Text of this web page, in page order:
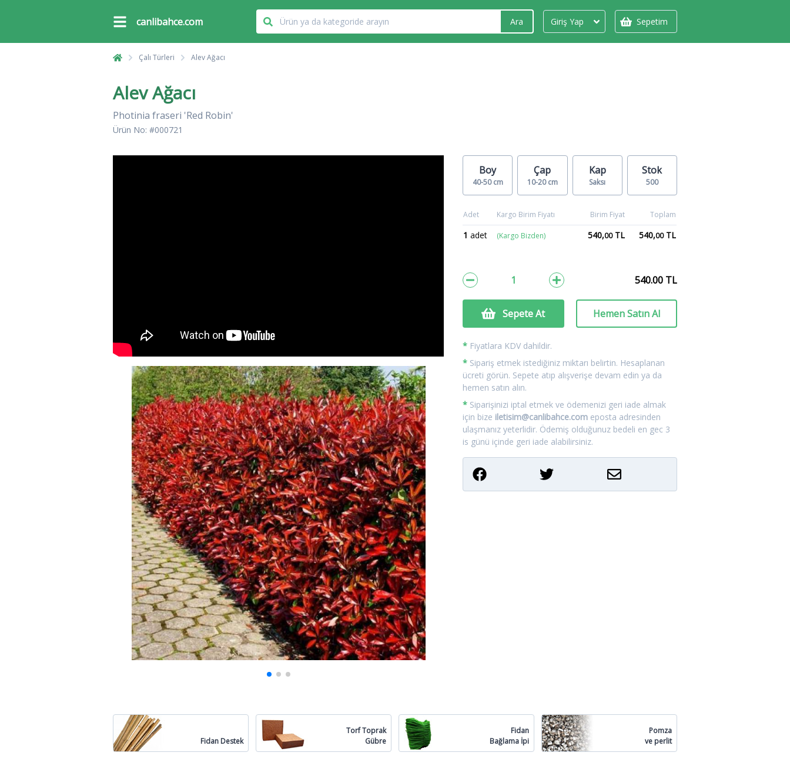
canlibahce.com Ara Giriş Yap Sepetim
Çalı Türleri Alev Ağacı
Alev Ağacı
Photinia fraseri 'Red Robin'
Ürün No: #000721
Boy
40-50 cm
Çap
10-20 cm
Kap
Saksı
Stok
500
Adet Kargo Birim Fiyatı Birim Fiyat Toplam
1 adet (Kargo Bizden) 540,00TL 540,00TL
540.00TL
Sepete At Hemen Satın Al
* Fiyatlara KDV dahildir.
* Sipariş etmek istediğiniz miktarı belirtin. Hesaplanan
ücreti görün. Sepete atıp alışverişe devam edin ya da
hemen satın alın.
* Siparişinizi iptal etmek ve ödemenizi geri iade almak
için bize iletisim@canlibahce.com eposta adresinden
ulaşmanız yeterlidir. Ödemiş olduğunuz bedeli en gec 3
is günü içinde geri iade alabilirsiniz.
Fidan Destek
Torf Toprak
Gübre
Fidan
Bağlama İpi
Pomza
ve perlit